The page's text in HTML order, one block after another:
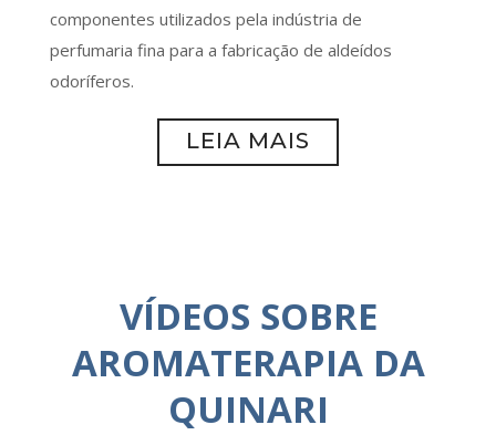
componentes utilizados pela indústria de
perfumaria fina para a fabricação de aldeídos
odoríferos.
LEIA MAIS
VÍDEOS SOBRE
AROMATERAPIA DA
QUINARI